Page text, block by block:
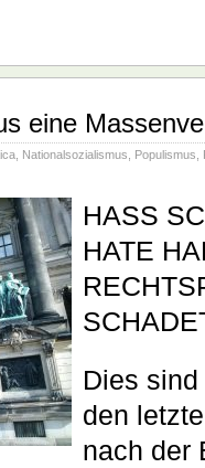
eine
, Nationalsozialismus, Populismus,
HASS
HATE
Dies
den
nach der